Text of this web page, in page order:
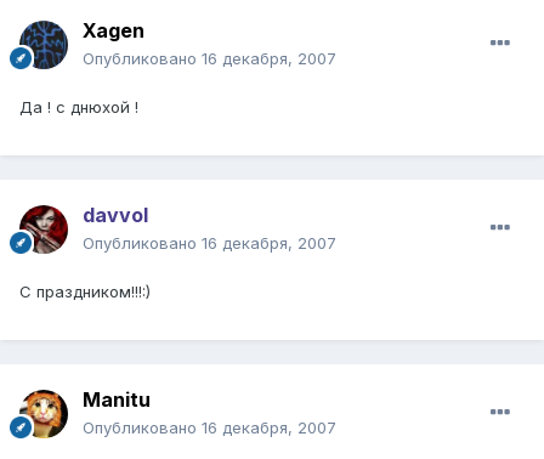
Xagen
Опубликовано 16 декабря, 2007
Да ! с днюхой !
davvol
Опубликовано 16 декабря, 2007
С праздником!!!:)
Manitu
Опубликовано 16 декабря, 2007